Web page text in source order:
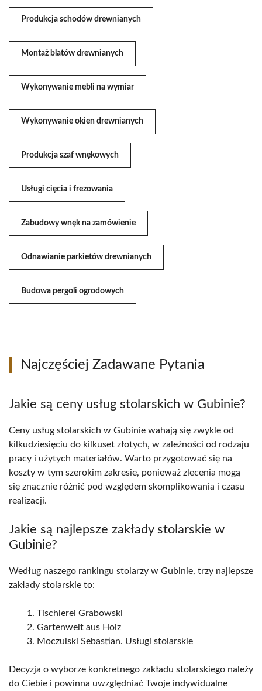
Produkcja schodów drewnianych
Montaż blatów drewnianych
Wykonywanie mebli na wymiar
Wykonywanie okien drewnianych
Produkcja szaf wnękowych
Usługi cięcia i frezowania
Zabudowy wnęk na zamówienie
Odnawianie parkietów drewnianych
Budowa pergoli ogrodowych
Najczęściej Zadawane Pytania
Jakie są ceny usług stolarskich w Gubinie?
Ceny usług stolarskich w Gubinie wahają się zwykle od
kilkudziesięciu do kilkuset złotych, w zależności od rodzaju
pracy i użytych materiałów. Warto przygotować się na
koszty w tym szerokim zakresie, ponieważ zlecenia mogą
się znacznie różnić pod względem skomplikowania i czasu
realizacji.
Jakie są najlepsze zakłady stolarskie w
Gubinie?
Według naszego rankingu stolarzy w Gubinie, trzy najlepsze
zakłady stolarskie to:
Tischlerei Grabowski
Gartenwelt aus Holz
Moczulski Sebastian. Usługi stolarskie
Decyzja o wyborze konkretnego zakładu stolarskiego należy
do Ciebie i powinna uwzględniać Twoje indywidualne